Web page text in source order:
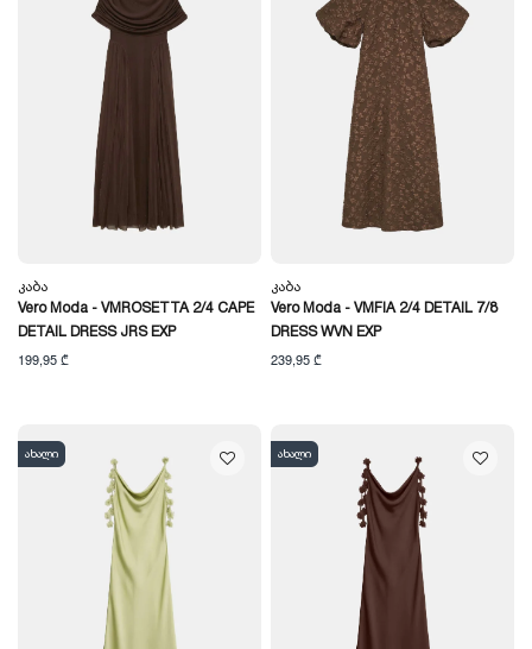
Კაბა
Vero Moda - VMROSETTA 2/4 CAPE
DETAIL DRESS JRS EXP
199,95 ₾
Კაბა
Vero Moda - VMFIA 2/4 DETAIL 7/8
DRESS WVN EXP
239,95 ₾
ახალი ახალი